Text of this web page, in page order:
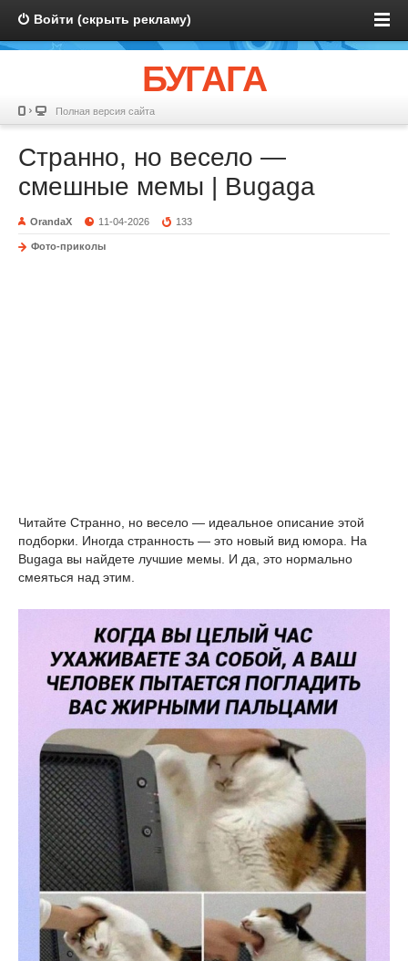
Войти (скрыть рекламу)
БУГАГА
Полная версия сайта
Странно, но весело —
смешные мемы | Bugaga
OrandaX 11-04-2026 133
Фото-приколы
Читайте Странно, но весело — идеальное описание этой
подборки. Иногда странность — это новый вид юмора. На
Bugaga вы найдете лучшие мемы. И да, это нормально
смеяться над этим.